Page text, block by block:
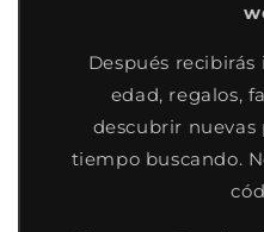
Después
edad, regalos,
descubrir
tiempo buscando.